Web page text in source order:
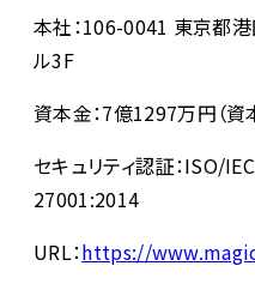
本社：106-0041 東京都
ル3F
資本金：7億1297万円（資
セキュリティ認証：ISO/
27001:2014
URL：https://